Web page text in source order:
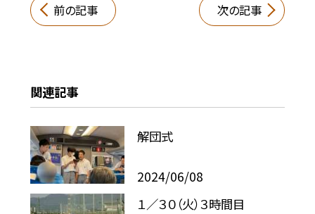
前の記事 次の記事
関連記事
解団式
2024/06/08
１／３０（火）３時間目